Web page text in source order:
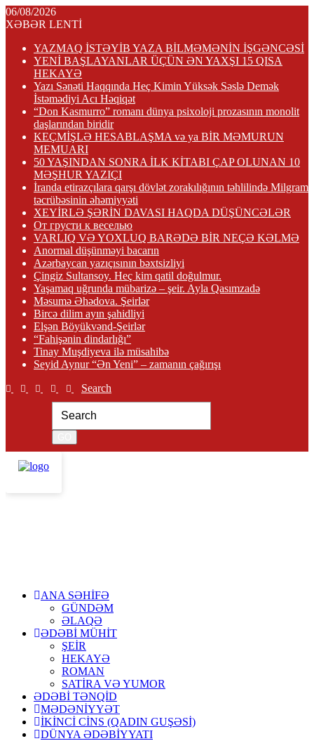
06/08/2026
XƏBƏR LENTİ
YAZMAQ İSTƏYİB YAZA BİLMƏMƏNİN İŞGƏNCƏSİ
YENİ BAŞLAYANLAR ÜÇÜN ƏN YAXŞI 15 QISA
HEKAYƏ
Yazı Sənəti Haqqında Heç Kimin Yüksək Səslə Demək
İstəmədiyi Acı Həqiqət
“Don Kasmurro” romanı dünya psixoloji prozasının monolit
daşlarından biridir
KEÇMİŞLƏ HESABLAŞMA və ya BİR MƏMURUN
MEMUARI
50 YAŞINDAN SONRA İLK KİTABI ÇAP OLUNAN 10
MƏŞHUR YAZIÇI
İranda etirazçılara qarşı dövlət zorakılığının təhlilində Milgram
təcrübəsinin əhəmiyyəti
XEYİRLƏ ŞƏRİN DAVASI HAQDA DÜŞÜNCƏLƏR
От грусти к веселью
VARLIQ VƏ YOXLUQ BARƏDƏ BİR NEÇƏ KƏLMƏ
Anormal düşünməyi bacarın
Azərbaycan yazıçısının bəxtsizliyi
Çingiz Sultansoy. Heç kim qatil doğulmur.
Yaşamaq uğrunda mübarizə – şeir. Ayla Qasımzadə
Məsumə Əhədova. Şeirlər
Bircə dilim ayın şahidliyi
Elşən Böyükvənd-Şeirlər
“Fahişənin dindarlığı”
Tinay Muşdiyeva ilə müsahibə
Seyid Aynur “Ən Yeni” – zamanın çağırışı
Search
ANA SƏHİFƏ
GÜNDƏM
ƏLAQƏ
ƏDƏBİ MÜHİT
ŞEİR
HEKAYƏ
ROMAN
SATİRA VƏ YUMOR
ƏDƏBİ TƏNQİD
MƏDƏNİYYƏT
İKİNCİ CİNS (QADIN GUŞƏSİ)
DÜNYA ƏDƏBİYYATI